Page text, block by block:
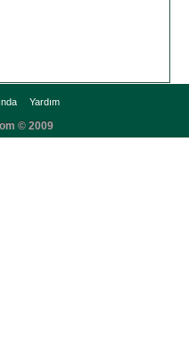
Yardım
© 2009